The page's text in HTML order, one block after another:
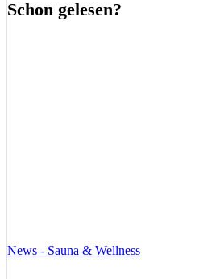
Schon gelesen?
News - Sauna & Wellness